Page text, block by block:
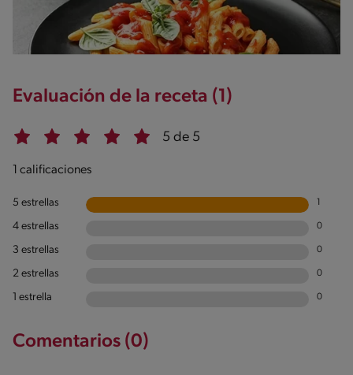
Evaluación de la receta (1)
5 de 5
1 calificaciones
5 estrellas
4 estrellas 0
3 estrellas 0
2 estrellas 0
1 estrella 0
Comentarios (0)